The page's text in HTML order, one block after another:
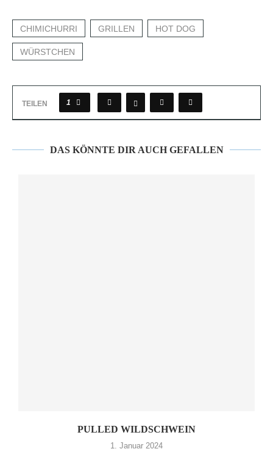
CHIMICHURRI GRILLEN HOT DOG
WÜRSTCHEN
TEILEN 1
DAS KÖNNTE DIR AUCH GEFALLEN
PULLED WILDSCHWEIN
1. Januar 2024